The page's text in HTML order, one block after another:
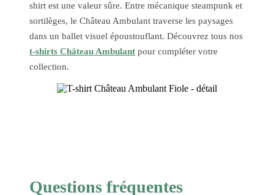
shirt est une valeur sûre. Entre mécanique steampunk et
sortilèges, le Château Ambulant traverse les paysages
dans un ballet visuel époustouflant. Découvrez tous nos
t-shirts Château Ambulant pour compléter votre
collection.
Questions fréquentes